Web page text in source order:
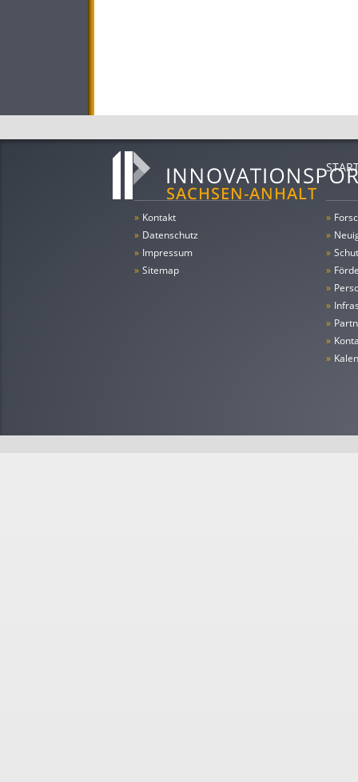
» Kontakt
» Datenschutz
» Impressum
» Sitemap
»
»
»
»
»
»
»
»
»